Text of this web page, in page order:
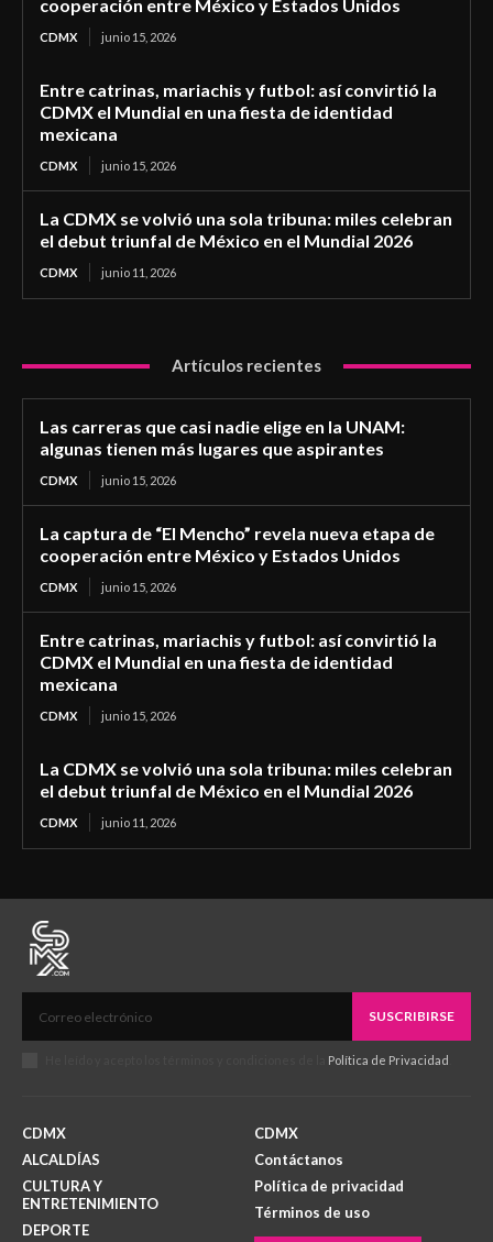
cooperación entre México y Estados Unidos
CDMX junio 15, 2026
Entre catrinas, mariachis y futbol: así convirtió la
CDMX el Mundial en una fiesta de identidad
mexicana
CDMX junio 15, 2026
La CDMX se volvió una sola tribuna: miles celebran
el debut triunfal de México en el Mundial 2026
CDMX junio 11, 2026
Artículos recientes
Las carreras que casi nadie elige en la UNAM:
algunas tienen más lugares que aspirantes
CDMX junio 15, 2026
La captura de “El Mencho” revela nueva etapa de
cooperación entre México y Estados Unidos
CDMX junio 15, 2026
Entre catrinas, mariachis y futbol: así convirtió la
CDMX el Mundial en una fiesta de identidad
mexicana
CDMX junio 15, 2026
La CDMX se volvió una sola tribuna: miles celebran
el debut triunfal de México en el Mundial 2026
CDMX junio 11, 2026
SUSCRIBIRSE
Política de Privacidad
CDMX
ALCALDÍAS
CULTURA Y
ENTRETENIMIENTO
DEPORTE
CDMX
Contáctanos
Política de privacidad
Términos de uso